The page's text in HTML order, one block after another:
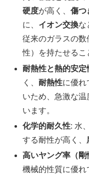
硬度が高く、傷つ
に、 イオン交換な
従来のガラスの数
性）を持たせるこ
耐熱性と熱的安定
く、耐熱性に優れ
いため、急激な
います。
化学的耐久性: 水
する耐性が高く、
高いヤング率（剛
機械的性質に優れ